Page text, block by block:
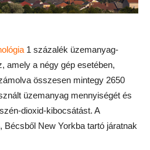
1 százalék üzemanyag-
amely a négy gép esetében,
összesen mintegy 2650
üzemanyag mennyiségét és
dioxid-kibocsátást. A
Bécsből New Yorkba tartó járatnak